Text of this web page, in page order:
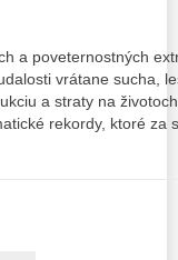
a poveternostných
vrátane sucha,
a straty na
rekordy, ktoré